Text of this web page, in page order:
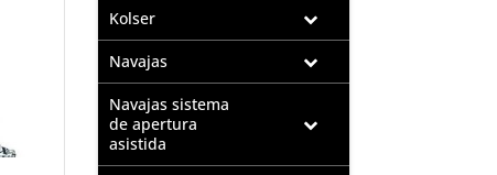
Kolser
Navajas
Navajas sistema
de apertura
asistida